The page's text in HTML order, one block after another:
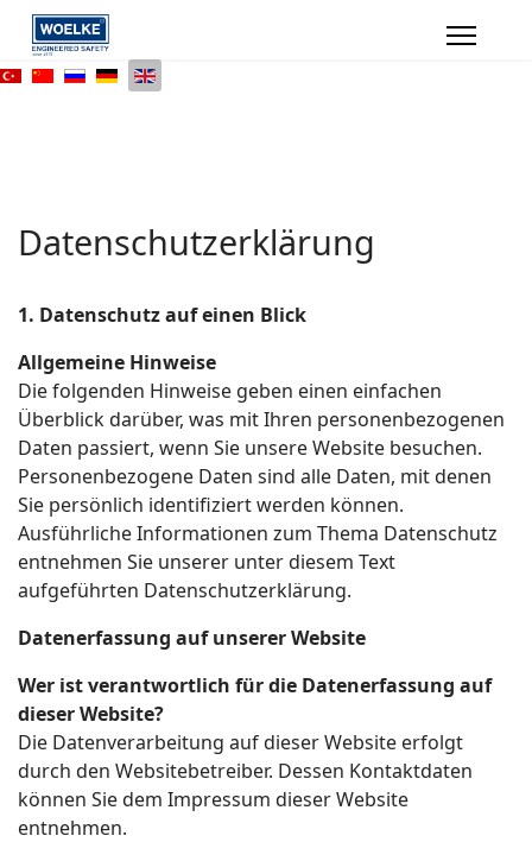
Datenschutzerklärung
1. Datenschutz auf einen Blick
Allgemeine Hinweise
Die folgenden Hinweise geben einen einfachen
Überblick darüber, was mit Ihren personenbezogenen
Daten passiert, wenn Sie unsere Website besuchen.
Personenbezogene Daten sind alle Daten, mit denen
Sie persönlich identifiziert werden können.
Ausführliche Informationen zum Thema Datenschutz
entnehmen Sie unserer unter diesem Text
aufgeführten Datenschutzerklärung.
Datenerfassung auf unserer Website
Wer ist verantwortlich für die Datenerfassung auf
dieser Website?
Die Datenverarbeitung auf dieser Website erfolgt
durch den Websitebetreiber. Dessen Kontaktdaten
können Sie dem Impressum dieser Website
entnehmen.